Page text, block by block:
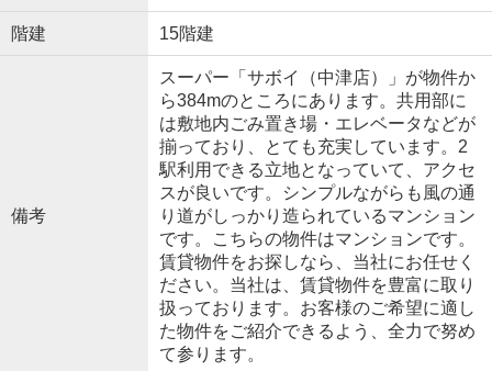
階建 15階建
備考
スーパー「サボイ（中津店）」が物件か
ら384mのところにあります。共用部に
は敷地内ごみ置き場・エレベータなどが
揃っており、とても充実しています。2
駅利用できる立地となっていて、アクセ
スが良いです。シンプルながらも風の通
り道がしっかり造られているマンション
です。こちらの物件はマンションです。
賃貸物件をお探しなら、当社にお任せく
ださい。当社は、賃貸物件を豊富に取り
扱っております。お客様のご希望に適し
た物件をご紹介できるよう、全力で努め
て参ります。